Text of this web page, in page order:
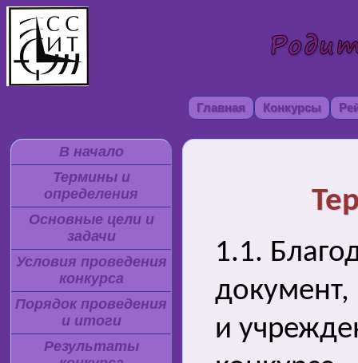
Главная Конкурсы
В начало
Термины и
определения
Основные цели и
задачи
Условия проведения
конкурса
Порядок проведения
и итоги
Результаты
1.1.
документ,
и